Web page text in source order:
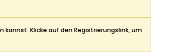
kannst: Klicke auf den Registrierungslink, um